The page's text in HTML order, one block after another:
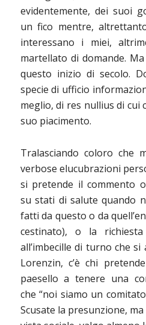
evidentemente, dei suoi
un fico mentre,
interessano i miei,
martellato di domande.
questo inizio di secolo.
specie di ufficio
meglio, di res nullius di cui
suo piacimento.
Tralasciando coloro che
verbose elucubrazioni
si pretende il commento
su stati di salute quando
fatti da questo o da
cestinato), o la
all’imbecille di turno che
Lorenzin, c’è chi
paesello a tenere una
che “noi siamo un
Scusate la presunzione,